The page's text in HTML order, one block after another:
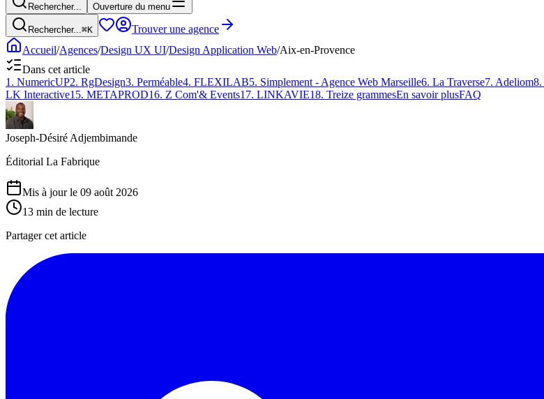
Rechercher... Ouverture du menu
Rechercher...⌘K
Trouver une agence
Accueil/Agences/Design UX UI/Design Application Web/Aix-en-Provence
Dans cet article
1 . NumericUP2. RgDesign3. Perméable4. FLEXILAB5. Simplement - Agence Web Marseille6. La Traverse7. Adeliom8.
LK Interactive15. METAPROD16. Z Com'& Events17. LINKAVIE18. Treize grammesEn savoir plusFAQ
Joseph-Désiré Adjembimande
Éditorial La Fabrique
Mis à jour le 09 août 2026
13 min de lecture
Partager cet article